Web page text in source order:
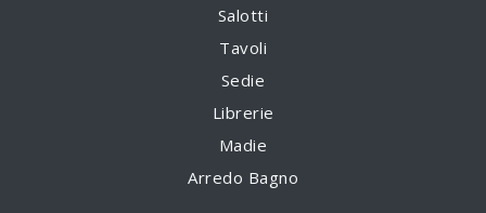
Salotti
Tavoli
Sedie
Librerie
Madie
Arredo Bagno